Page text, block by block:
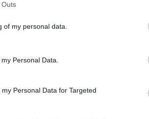
Outs
of my personal data.
Personal Data.
Personal Data for Targeted
Artikelempfehlung
Wer Eier kochen will, sollte in
Gemüse kochen